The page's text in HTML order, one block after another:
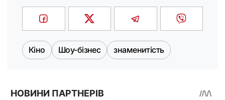
Кіно Шоу-бізнес знаменитість